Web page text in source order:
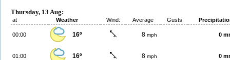
Thursday, 13 Aug:
at Weather Wind: Average Gusts
00:00 16º 8 mph 0
01:00 16º 8 mph 0